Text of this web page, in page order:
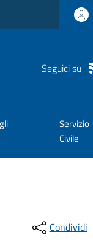
Seguici su
Servizio
Civile
Condividi